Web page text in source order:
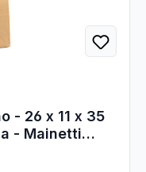
- 26 x 11 x 35
- Mainetti